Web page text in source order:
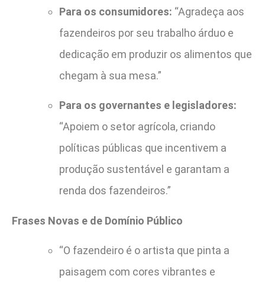
Para os consumidores: “Agradeça aos
fazendeiros por seu trabalho árduo e
dedicação em produzir os alimentos que
chegam à sua mesa.”
Para os governantes e legisladores:
“Apoiem o setor agrícola, criando
políticas públicas que incentivem a
produção sustentável e garantam a
renda dos fazendeiros.”
Frases Novas e de Domínio Público
“O fazendeiro é o artista que pinta a
paisagem com cores vibrantes e